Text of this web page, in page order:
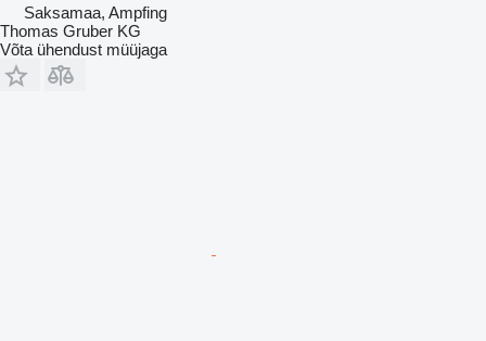
Saksamaa, Ampfing
Thomas Gruber KG
Võta ühendust müüjaga